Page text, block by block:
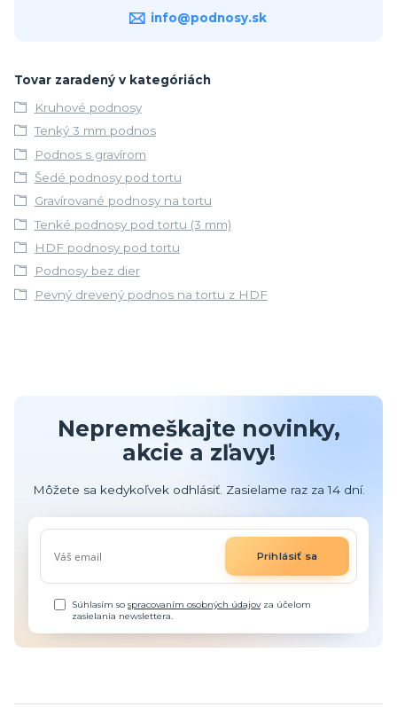
info@podnosy.sk
Tovar zaradený v kategóriách
Kruhové podnosy
Tenký 3 mm podnos
Podnos s gravírom
Šedé podnosy pod tortu
Gravírované podnosy na tortu
Tenké podnosy pod tortu (3 mm)
HDF podnosy pod tortu
Podnosy bez dier
Pevný drevený podnos na tortu z HDF
Nepremeškajte novinky,
akcie a zľavy!
Môžete sa kedykoľvek odhlásiť. Zasielame raz za 14 dní.
Prihlásiť sa
Súhlasím sospracovaním osobných údajovza účelom
zasielania newslettera.